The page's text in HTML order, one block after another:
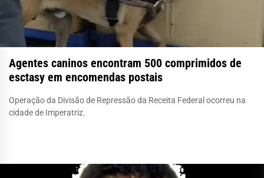
Agentes caninos encontram 500 comprimidos de
esctasy em encomendas postais
Operação da Divisão de Repressão da Receita Federal ocorreu na
cidade de Imperatriz.